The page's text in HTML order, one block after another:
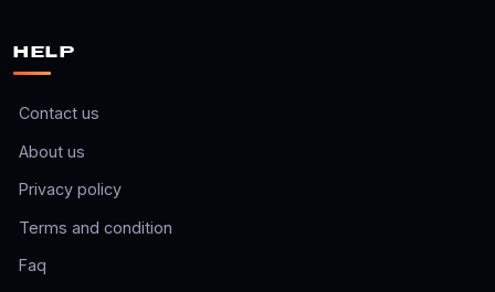
HELP
Contact us
About us
Privacy policy
Terms and condition
Faq